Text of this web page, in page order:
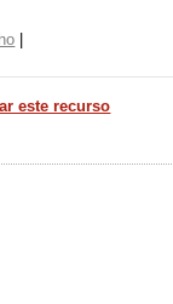
este recurso